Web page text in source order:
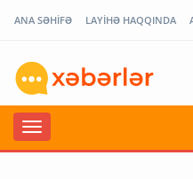
ANA SƏHİFƏ LAYİHƏ HAQQINDA